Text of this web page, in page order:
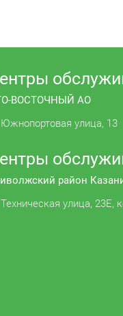
ВОСТОЧНЫЙ АО
Южнопортовая улица, 13
район
Техническая улица, 23Е,